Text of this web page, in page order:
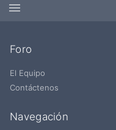
Foro
El Equipo
Contáctenos
Navegación